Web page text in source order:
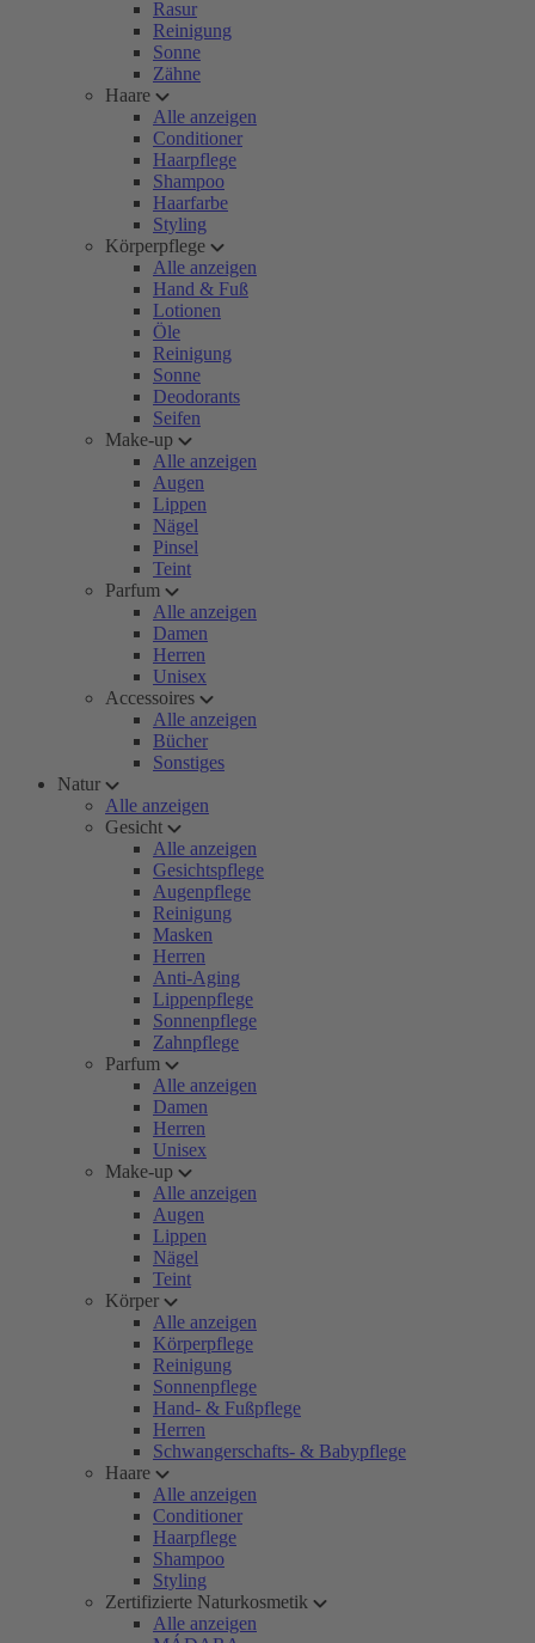
Rasur
Reinigung
Sonne
Zähne
Haare
Alle anzeigen
Conditioner
Haarpflege
Shampoo
Haarfarbe
Styling
Körperpflege
Alle anzeigen
Hand & Fuß
Lotionen
Öle
Reinigung
Sonne
Deodorants
Seifen
Make-up
Alle anzeigen
Augen
Lippen
Nägel
Pinsel
Teint
Parfum
Alle anzeigen
Damen
Herren
Unisex
Accessoires
Alle anzeigen
Bücher
Sonstiges
Natur
Alle anzeigen
Gesicht
Alle anzeigen
Gesichtspflege
Augenpflege
Reinigung
Masken
Herren
Anti-Aging
Lippenpflege
Sonnenpflege
Zahnpflege
Parfum
Alle anzeigen
Damen
Herren
Unisex
Make-up
Alle anzeigen
Augen
Lippen
Nägel
Teint
Körper
Alle anzeigen
Körperpflege
Reinigung
Sonnenpflege
Hand- & Fußpflege
Herren
Schwangerschafts- & Babypflege
Haare
Alle anzeigen
Conditioner
Haarpflege
Shampoo
Styling
Zertifizierte Naturkosmetik
Alle anzeigen